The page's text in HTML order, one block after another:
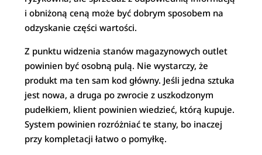
i obniżoną ceną może być dobrym sposobem na
odzyskanie części wartości.
Z punktu widzenia stanów magazynowych outlet
powinien być osobną pulą. Nie wystarczy, że
produkt ma ten sam kod główny. Jeśli jedna sztuka
jest nowa, a druga po zwrocie z uszkodzonym
pudełkiem, klient powinien wiedzieć, którą kupuje.
System powinien rozróżniać te stany, bo inaczej
przy kompletacji łatwo o pomyłkę.